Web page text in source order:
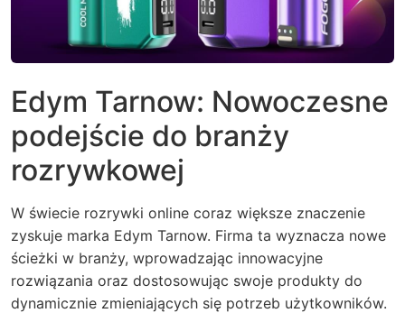
Edym Tarnow: Nowoczesne
podejście do branży
rozrywkowej
W świecie rozrywki online coraz większe znaczenie
zyskuje marka Edym Tarnow. Firma ta wyznacza nowe
ścieżki w branży, wprowadzając innowacyjne
rozwiązania oraz dostosowując swoje produkty do
dynamicznie zmieniających się potrzeb użytkowników.